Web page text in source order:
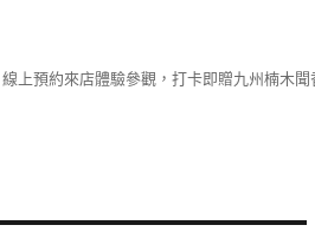
上預約來店體驗參觀，打卡即贈九州楠木